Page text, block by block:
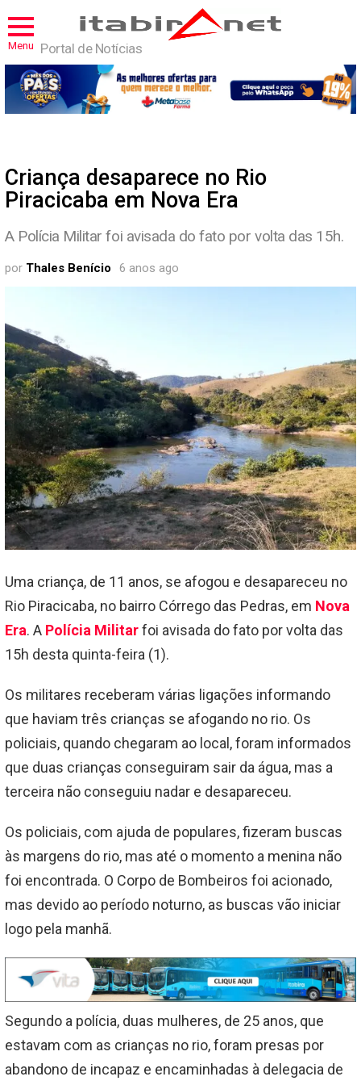
Menu Portal de Notícias
Criança desaparece no Rio
Piracicaba em Nova Era
A Polícia Militar foi avisada do fato por volta das 15h.
por Thales Benício 6 anos ago
Uma criança, de 11 anos, se afogou e desapareceu no
Rio Piracicaba, no bairro Córrego das Pedras, em Nova
Era. A Polícia Militarfoi avisada do fato por volta das
15h desta quinta-feira (1).
Os militares receberam várias ligações informando
que haviam três crianças se afogando no rio. Os
policiais, quando chegaram ao local, foram informados
que duas crianças conseguiram sair da água, mas a
terceira não conseguiu nadar e desapareceu.
Os policiais, com ajuda de populares, fizeram buscas
às margens do rio, mas até o momento a menina não
foi encontrada. O Corpo de Bombeiros foi acionado,
mas devido ao período noturno, as buscas vão iniciar
logo pela manhã.
Segundo a polícia, duas mulheres, de 25 anos, que
estavam com as crianças no rio, foram presas por
abandono de incapaz e encaminhadas à delegacia de